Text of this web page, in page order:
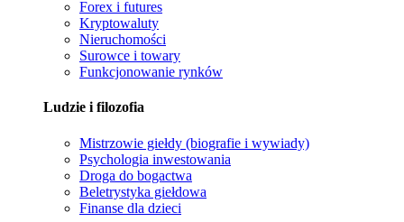
Forex i futures
Kryptowaluty
Nieruchomości
Surowce i towary
Funkcjonowanie rynków
Ludzie i filozofia
Mistrzowie giełdy (biografie i wywiady)
Psychologia inwestowania
Droga do bogactwa
Beletrystyka giełdowa
Finanse dla dzieci